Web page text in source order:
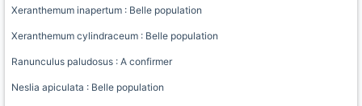
Xeranthemum inapertum : Belle population
Xeranthemum cylindraceum : Belle population
Ranunculus paludosus : A confirmer
Neslia apiculata : Belle population